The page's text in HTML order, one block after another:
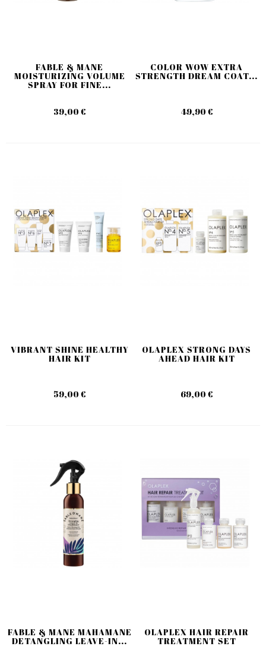
FABLE & MANE
MOISTURIZING VOLUME
SPRAY FOR FINE...
39,00 €
COLOR WOW EXTRA
STRENGTH DREAM COAT...
49,90 €
VIBRANT SHINE HEALTHY
HAIR KIT
59,00 €
OLAPLEX STRONG DAYS
AHEAD HAIR KIT
69,00 €
FABLE & MANE MAHAMANE
DETANGLING LEAVE-IN...
OLAPLEX HAIR REPAIR
TREATMENT SET